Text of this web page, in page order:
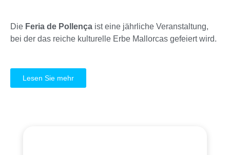
Die Feria de Pollença ist eine jährliche Veranstaltung,
bei der das reiche kulturelle Erbe Mallorcas gefeiert wird.
Lesen Sie mehr